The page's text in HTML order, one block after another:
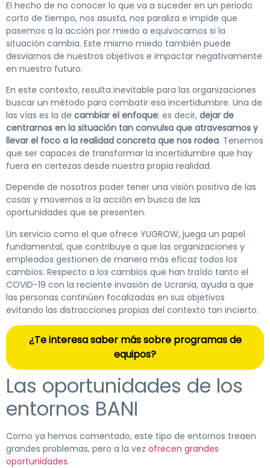
El hecho de no conocer lo que va a suceder en un periodo
corto de tiempo, nos asusta, nos paraliza e impide que
pasemos a la acción por miedo a equivocarnos si la
situación cambia. Este mismo miedo también puede
desviarnos de nuestros objetivos e impactar negativamente
en nuestro futuro.
En este contexto, resulta inevitable para las organizaciones
buscar un método para combatir esa incertidumbre. Una de
las vías es la de cambiar el enfoque; es decir, dejar de
centrarnos en la situación tan convulsa que atravesamos y
llevar el foco a la realidad concreta que nos rodea. Tenemos
que ser capaces de transformar la incertidumbre que hay
fuera en certezas desde nuestra propia realidad.
Depende de nosotros poder tener una visión positiva de las
cosas y movernos a la acción en busca de las
oportunidades que se presenten.
Un servicio como el que ofrece YUGROW, juega un papel
fundamental, que contribuye a que las organizaciones y
empleados gestionen de manera más eficaz todos los
cambios. Respecto a los cambios que han traído tanto el
COVID-19 con la reciente invasión de Ucrania, ayuda a que
las personas continúen focalizadas en sus objetivos
evitando las distracciones propias del contexto tan incierto.
¿Te interesa saber más sobre programas de
equipos?
Las oportunidades de los
entornos BANI
Como ya hemos comentado, este tipo de entornos treaen
grandes problemas, pero a la vez ofrecen grandes
oportunidades.